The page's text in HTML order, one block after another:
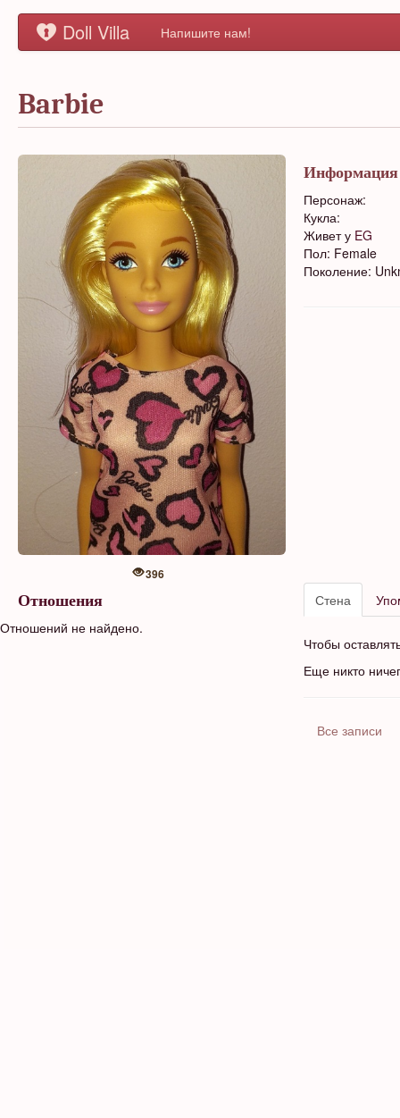
Doll Villa Напишите нам!
Barbie
396
Информация
Персонаж:
Кукла:
Живет у EG
Пол: Female
Поколение:
Отношения
Отношений не найдено.
Стена
Чтобы
Еще никто
Все записи